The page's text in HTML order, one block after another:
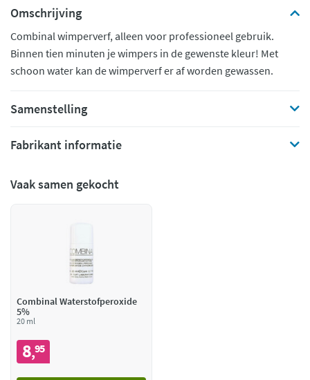
Omschrijving
Combinal wimperverf, alleen voor professioneel gebruik.
Binnen tien minuten je wimpers in de gewenste kleur! Met
schoon water kan de wimperverf er af worden gewassen.
Samenstelling
Fabrikant informatie
Vaak samen gekocht
Combinal Waterstofperoxide
5%
20 ml
8,95